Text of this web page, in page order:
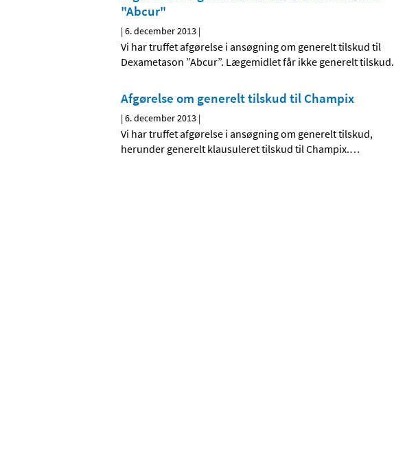
"Abcur"
|6. december 2013 |
Vi har truffet afgørelse i ansøgning om generelt tilskud til
Dexametason ”Abcur”. Lægemidlet får ikke generelt tilskud.
Afgørelse om generelt tilskud til Champix
|6. december 2013 |
Vi har truffet afgørelse i ansøgning om generelt tilskud,
herunder generelt klausuleret tilskud til Champix.…